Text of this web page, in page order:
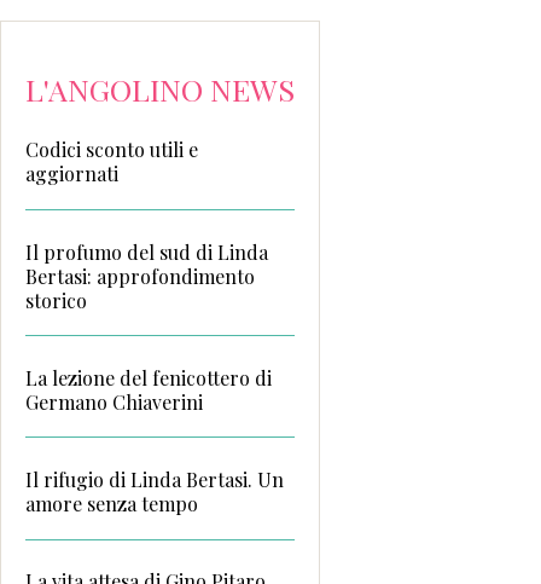
L'ANGOLINO NEWS
Codici sconto utili e
aggiornati
Il profumo del sud di Linda
Bertasi: approfondimento
storico
La lezione del fenicottero di
Germano Chiaverini
Il rifugio di Linda Bertasi. Un
amore senza tempo